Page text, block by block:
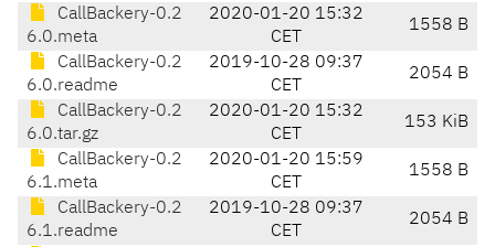
CallBackery-0.2
6.0.meta
2020-01-20 15:32
CET
1558 B
CallBackery-0.2
6.0.readme
2019-10-28 09:37
CET
2054 B
CallBackery-0.2
6.0.tar.gz
2020-01-20 15:32
CET
153 KiB
CallBackery-0.2
6.1.meta
2020-01-20 15:59
CET
1558 B
CallBackery-0.2
6.1.readme
2019-10-28 09:37
CET
2054 B